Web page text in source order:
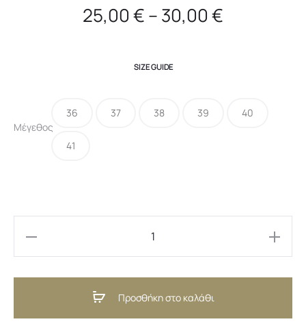
25,00€–30,00€
SIZE GUIDE
Μέγεθος
36 37 38 39 40
41
Προσθήκη στο καλάθι